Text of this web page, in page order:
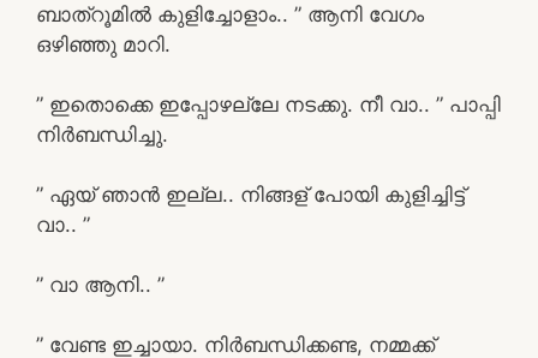
ബാത്‌റൂമിൽ കുളിച്ചോളാം.. ” ആനി വേഗം
ഒഴിഞ്ഞു മാറി.
” ഇതൊക്കെ ഇപ്പോഴല്ലേ നടക്കു. നീ വാ.. ” പാപ്പി
നിർബന്ധിച്ചു.
” ഏയ്‌ ഞാൻ ഇല്ല.. നിങ്ങള് പോയി കുളിച്ചിട്ട്
വാ.. ”
” വാ ആനി.. ”
” വേണ്ട ഇച്ചായാ. നിർബന്ധിക്കണ്ട, നമ്മക്ക്